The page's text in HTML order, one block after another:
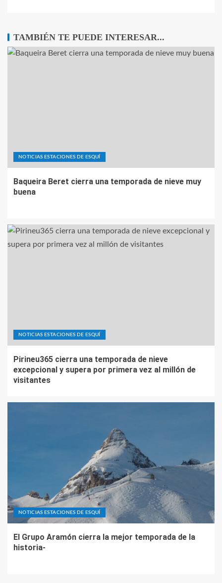
TAMBIÉN TE PUEDE INTERESAR...
NOTICIAS ESTACIONES DE ESQUÍ
Baqueira Beret cierra una temporada de nieve muy
buena
NOTICIAS ESTACIONES DE ESQUÍ
Pirineu365 cierra una temporada de nieve
excepcional y supera por primera vez al millón de
visitantes
NOTICIAS ESTACIONES DE ESQUÍ
El Grupo Aramón cierra la mejor temporada de la
historia-